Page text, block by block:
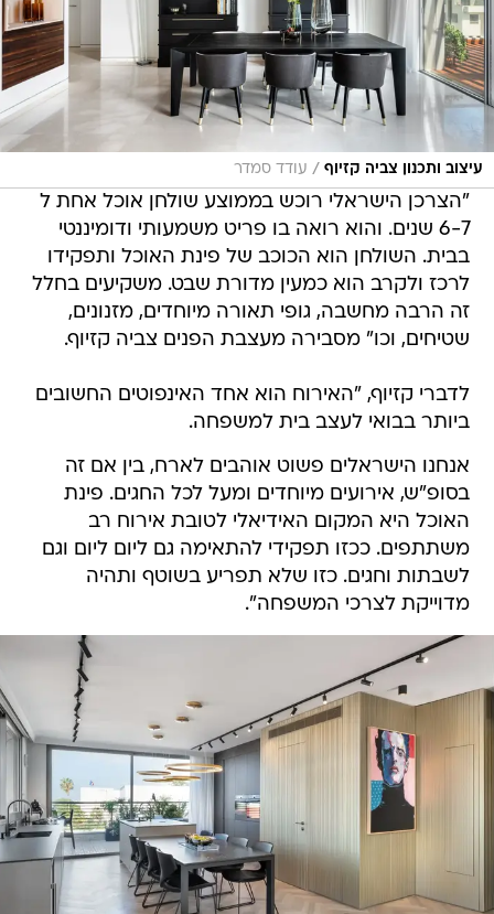
עיצוב ותכנון צביה קזיוף / עודד סמדר
"הצרכן הישראלי רוכש בממוצע שולחן אוכל אחת ל
6-7 שנים. והוא רואה בו פריט משמעותי ודומיננטי
בבית. השולחן הוא הכוכב של פינת האוכל ותפקידו
לרכז ולקרב הוא כמעין מדורת שבט. משקיעים בחלל
זה הרבה מחשבה, גופי תאורה מיוחדים, מזנונים,
שטיחים, וכו" מסבירה מעצבת הפנים צביה קזיוף.
לדברי קזיוף, "האירוח הוא אחד האינפוטים החשובים
ביותר בבואי לעצב בית למשפחה.
אנחנו הישראלים פשוט אוהבים לארח, בין אם זה
בסופ"ש, אירועים מיוחדים ומעל לכל החגים. פינת
האוכל היא המקום האידיאלי לטובת אירוח רב
משתתפים. ככזו תפקידי להתאימה גם ליום ליום וגם
לשבתות וחגים. כזו שלא תפריע בשוטף ותהיה
מדוייקת לצרכי המשפחה".